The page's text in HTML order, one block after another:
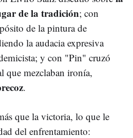
de la tradición; con
de la pintura de
la audacia expresiva
y con "Pin" cruzó
que mezclaban ironía,
.
que la victoria, lo que le
del enfrentamiento: